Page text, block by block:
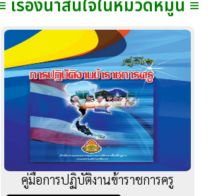
เรื่องน่าสนใจในหมวดหมู่นี้ ≡
คู่มือการปฏิบัติงานข้าราชการครู